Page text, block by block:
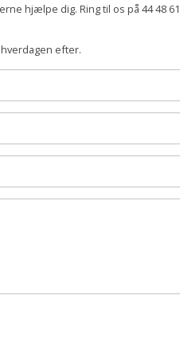
hjælpe dig. Ring til os på 44 48
efter.